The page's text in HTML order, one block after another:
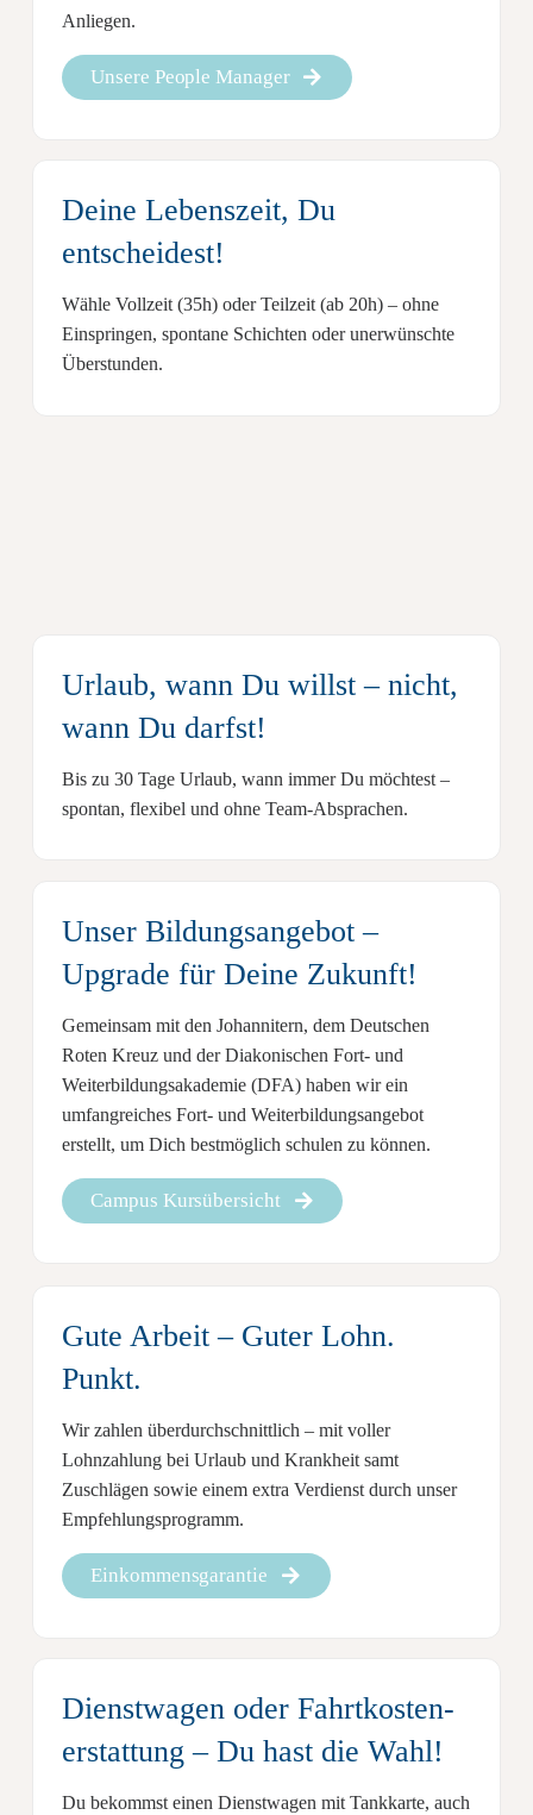
Anliegen.
Unsere People Manager
Deine Lebenszeit, Du
entscheidest!
Wähle Vollzeit (35h) oder Teilzeit (ab 20h) – ohne
Einspringen, spontane Schichten oder unerwünschte
Überstunden.
Urlaub, wann Du willst – nicht,
wann Du darfst!
Bis zu 30 Tage Urlaub, wann immer Du möchtest –
spontan, flexibel und ohne Team-Absprachen.
Unser Bildungsangebot –
Upgrade für Deine Zukunft!
Gemeinsam mit den Johannitern, dem Deutschen
Roten Kreuz und derDiakonischen Fort- und
Weiterbildungsakademie (DFA) haben wir ein
umfangreiches Fort- und Weiterbildungsangebot
erstellt, um Dich bestmöglich schulen zu können.
Campus Kursübersicht
Gute Arbeit – Guter Lohn.
Punkt.
Wir zahlen überdurchschnittlich – mit voller
Lohnzahlung bei Urlaub und Krankheit samt
Zuschlägen sowie einem extra Verdienst durch unser
Empfehlungsprogramm.
Einkommensgarantie
Dienstwagen oder Fahrtkosten­
erstattung – Du hast die Wahl!
Du bekommst einen Dienstwagen mit Tankkarte, auch